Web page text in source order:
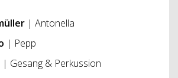
| Antonella
| Pepp
| Gesang & Perkussion